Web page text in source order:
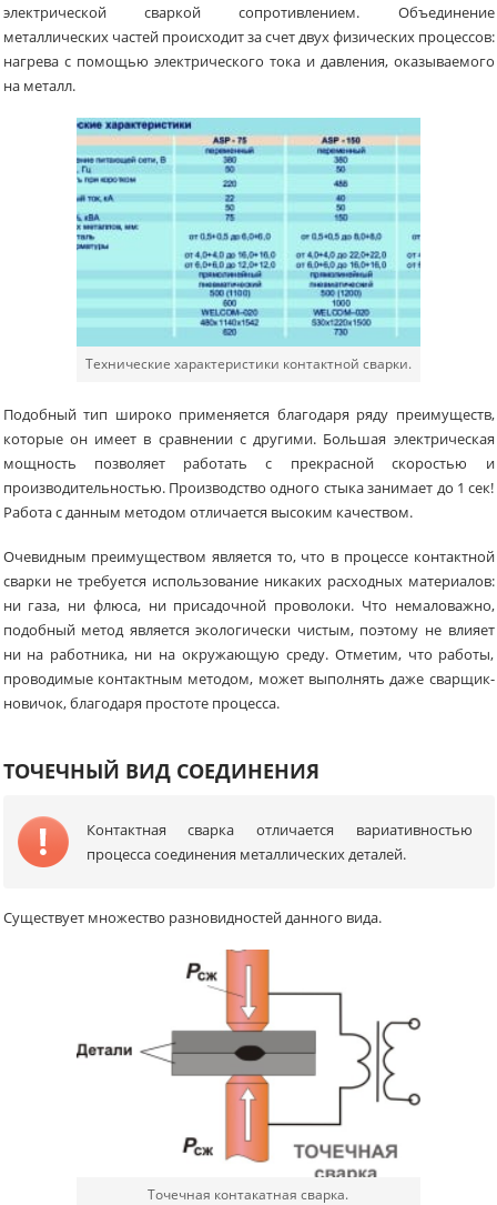
электрической сваркой сопротивлением. Объединение
металлических частей происходит за счет двух физических процессов:
нагрева с помощью электрического тока и давления, оказываемого
на металл.
Технические характеристики контактной сварки.
Подобный тип широко применяется благодаря ряду преимуществ,
которые он имеет в сравнении с другими. Большая электрическая
мощность позволяет работать с прекрасной скоростью и
производительностью. Производство одного стыка занимает до 1 сек!
Работа с данным методом отличается высоким качеством.
Очевидным преимуществом является то, что в процессе контактной
сварки не требуется использование никаких расходных материалов:
ни газа, ни флюса, ни присадочной проволоки. Что немаловажно,
подобный метод является экологически чистым, поэтому не влияет
ни на работника, ни на окружающую среду. Отметим, что работы,
проводимые контактным методом, может выполнять даже сварщик-
новичок, благодаря простоте процесса.
ТОЧЕЧНЫЙ ВИД СОЕДИНЕНИЯ
Контактная сварка отличается вариативностью
процесса соединения металлических деталей.
Существует множество разновидностей данного вида.
Точечная контакатная сварка.